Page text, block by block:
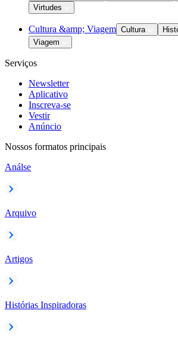
Virtudes
Cultura &amp; Viagem Cultura
Viagem
Serviços
Newsletter
Aplicativo
Inscreva-se
Vestir
Anúncio
Nossos formatos principais
Análse
Arquivo
Artigos
Histórias Inspiradoras